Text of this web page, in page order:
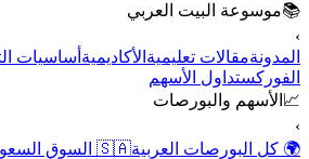
📚موسوعة البيت العربي
›
المدونةمقالات تعليمية الأكاديمية أساسيات
الفوركستداول الأسهم
📈 الأسهم والبورصات
›
🌍 كل البورصات العربية🇸🇦 السوق السعودية